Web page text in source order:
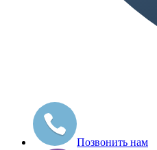
Позвонить нам